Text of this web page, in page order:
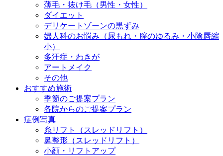
薄毛・抜け毛（男性・女性）
ダイエット
デリケートゾーンの黒ずみ
婦人科のお悩み（尿もれ・膣のゆるみ・小陰唇縮
小）
多汗症・わきが
アートメイク
その他
おすすめ施術
季節のご提案プラン
各院からのご提案プラン
症例写真
糸リフト（スレッドリフト）
鼻整形（スレッドリフト）
小顔・リフトアップ